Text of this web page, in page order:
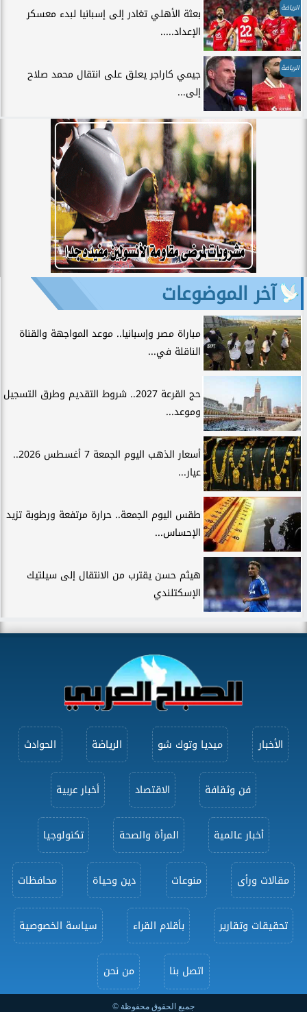
الرياضة
بعثة الأهلي تغادر إلى إسبانيا لبدء معسكر
الإعداد.....
الرياضة
جيمي كاراجر يعلق على انتقال محمد صلاح
إلى...
آخر الموضوعات
مباراة مصر وإسبانيا.. موعد المواجهة والقناة
الناقلة في...
حج القرعة 2027.. شروط التقديم وطرق التسجيل
وموعد...
أسعار الذهب اليوم الجمعة 7 أغسطس 2026..
عيار...
طقس اليوم الجمعة.. حرارة مرتفعة ورطوبة تزيد
الإحساس...
هيثم حسن يقترب من الانتقال إلى سيلتيك
الإسكتلندي
الأخبار ميديا وتوك شو الرياضة الحوادث
فن وثقافة الاقتصاد أخبار عربية
أخبار عالمية المرأة والصحة تكنولوجيا
مقالات ورأى منوعات دين وحياة محافظات
تحقيقات وتقارير بأقلام القراء سياسة الخصوصية
اتصل بنا من نحن
جميع الحقوق محفوظة ©